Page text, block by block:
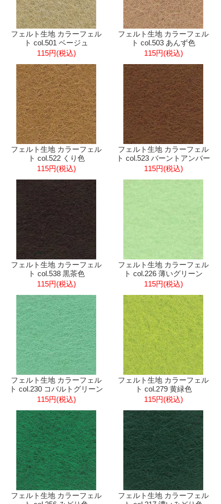
フェルト生地 カラーフェル
ト col.501 ベージュ
115円(税込)
フェルト生地 カラーフェル
ト col.503 あんず色
115円(税込)
フェルト生地 カラーフェル
ト col.522 くり色
115円(税込)
フェルト生地 カラーフェル
ト col.523 バーントアンバー
115円(税込)
フェルト生地 カラーフェル
ト col.538 黒茶色
115円(税込)
フェルト生地 カラーフェル
ト col.226 薄いグリーン
115円(税込)
フェルト生地 カラーフェル
ト col.230 コバルトグリーン
115円(税込)
フェルト生地 カラーフェル
ト col.279 黄緑色
115円(税込)
フェルト生地 カラーフェル
フェルト生地 カラーフェル